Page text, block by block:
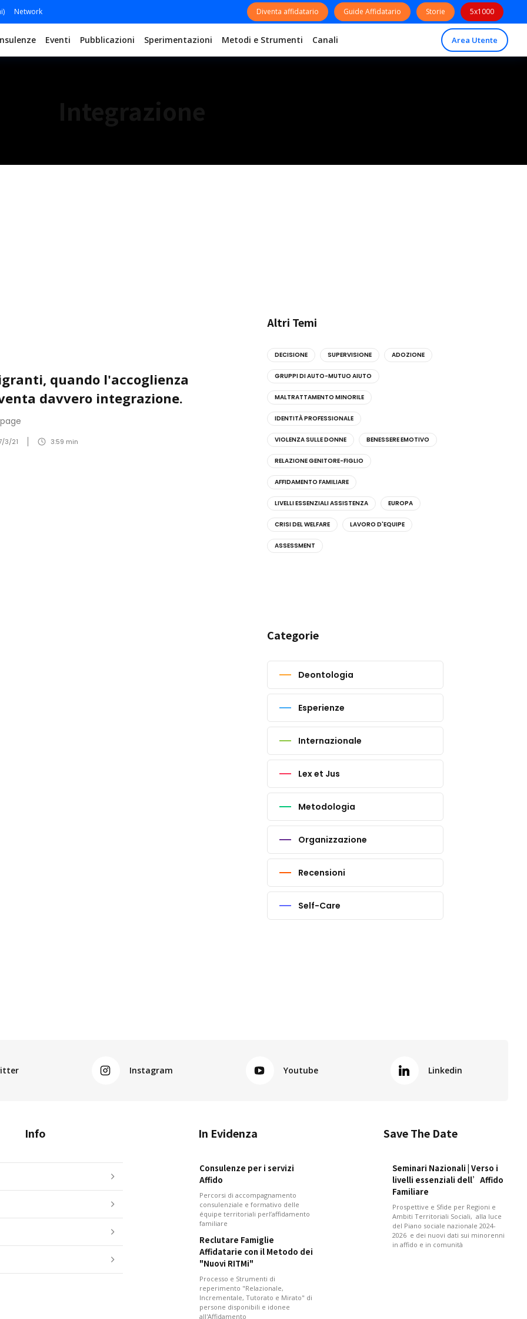
Network Diventa affidatario Guide Affidatario Storie 5x1000
Eventi Pubblicazioni Sperimentazioni Metodi e Strumenti Canali Area Utente
quando l'accoglienza
davvero integrazione.
3/21 3:59 min
Altri Temi
DECISIONE SUPERVISIONE ADOZIONE
GRUPPI DI AUTO-MUTUO AIUTO
MALTRATTAMENTO MINORILE
IDENTITÀ PROFESSIONALE
VIOLENZA SULLE DONNE BENESSERE EMOTIVO
RELAZIONE GENITORE-FIGLIO
AFFIDAMENTO FAMILIARE
LIVELLI ESSENZIALI ASSISTENZA EUROPA
CRISI DEL WELFARE LAVORO D'EQUIPE
ASSESSMENT
Categorie
Deontologia
Esperienze
Internazionale
Lex et Jus
Metodologia
Organizzazione
Recensioni
Self-Care
Instagram Youtube Linkedin
Info In Evidenza
Consulenze per i servizi
Affido
Percorsi di accompagnamento
consulenziale e formativo delle
équipe territoriali perl’affidamento
familiare
Reclutare Famiglie
Affidatarie con il Metodo dei
"Nuovi RITMi"
Processo e Strumenti di
reperimento "Relazionale,
Incrementale, Tutorato e Mirato" di
persone disponibili e idonee
all'Affidamento
Save The Date
Seminari Nazionali | Verso i
livelli essenziali dell’Affido
Familiare
Prospettive e Sfide per Regioni e
Ambiti Territoriali Sociali, alla luce
del Piano sociale nazionale 2024-
2026 e dei nuovi dati sui minorenni
in affido e in comunità